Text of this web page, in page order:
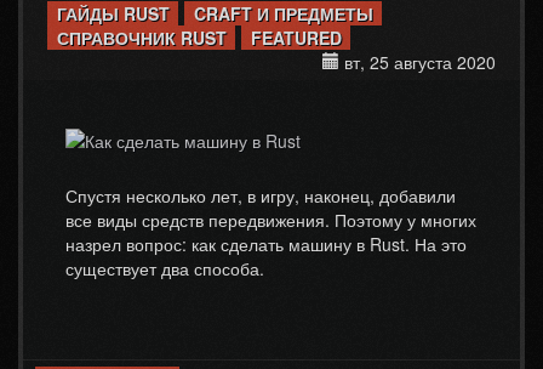
ГАЙДЫ RUST
CRAFT И ПРЕДМЕТЫ
СПРАВОЧНИК RUST
FEATURED
вт, 25 августа 2020
Спустя несколько лет, в игру, наконец, добавили
все виды средств передвижения. Поэтому у многих
назрел вопрос: как сделать машину в Rust. На это
существует два способа.